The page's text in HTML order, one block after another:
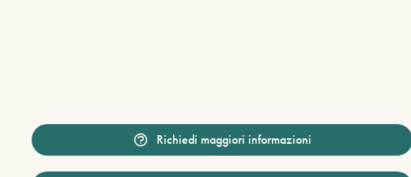
Richiedi maggiori informazioni